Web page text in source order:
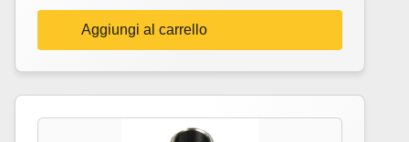
Aggiungi al carrello